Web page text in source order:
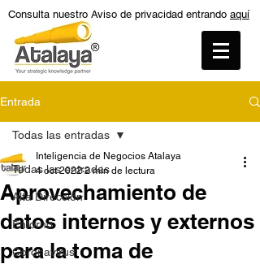
Consulta nuestro Aviso de privacidad entrando aquí
Entrada
Todas las entradas
Alta Dirección
Entorno
Coronavirus
Todas las entradas
Aprovechamiento de
datos internos y externos
para la toma de
Inteligencia de Negocios Atalaya
4 oct 2022 2 min de lectura